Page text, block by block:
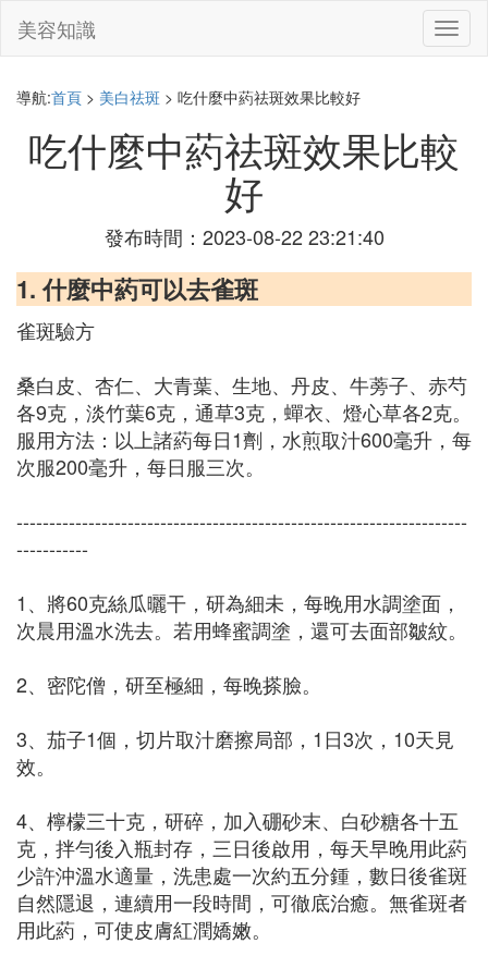
切
換
美容知識
導航:首頁 > 美白祛斑 > 吃什麼中葯祛斑效果比較好
吃什麼中葯祛斑效果比較
好
發布時間：2023-08-22 23:21:40
1. 什麼中葯可以去雀斑
雀斑驗方
桑白皮、杏仁、大青葉、生地、丹皮、牛蒡子、赤芍
各9克，淡竹葉6克，通草3克，蟬衣、燈心草各2克。
服用方法：以上諸葯每日1劑，水煎取汁600毫升，每
次服200毫升，每日服三次。
---------------------------------------------------------------------
-----------
1、將60克絲瓜曬干，研為細未，每晚用水調塗面，
次晨用溫水洗去。若用蜂蜜調塗，還可去面部皺紋。
2、密陀僧，研至極細，每晚搽臉。
3、茄子1個，切片取汁磨擦局部，1日3次，10天見
效。
4、檸檬三十克，研碎，加入硼砂末、白砂糖各十五
克，拌勻後入瓶封存，三日後啟用，每天早晚用此葯
少許沖溫水適量，洗患處一次約五分鍾，數日後雀斑
自然隱退，連續用一段時間，可徹底治癒。無雀斑者
用此葯，可使皮膚紅潤嬌嫩。